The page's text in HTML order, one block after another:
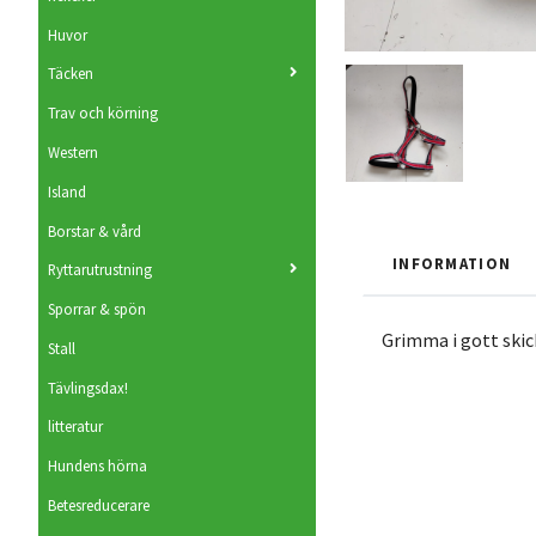
Huvor
Täcken
Trav och körning
Western
Island
Borstar & vård
Ryttarutrustning
Sporrar & spön
Stall
Tävlingsdax!
litteratur
Hundens hörna
Betesreducerare
INFORMATION
Grimma i gott